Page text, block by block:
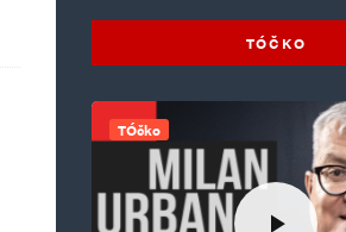
TÓČKO
TÓčko